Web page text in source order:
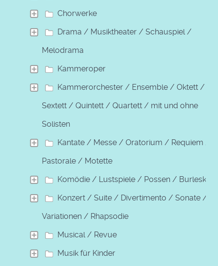
Chorwerke
Drama / Musiktheater / Schauspiel /
Melodrama
Kammeroper
Kammerorchester / Ensemble / Oktett /
Sextett / Quintett / Quartett / mit und ohne
Solisten
Kantate / Messe / Oratorium / Requiem /
Pastorale / Motette
Komödie / Lustspiele / Possen / Burleske
Konzert / Suite / Divertimento / Sonate /
Variationen / Rhapsodie
Musical / Revue
Musik für Kinder